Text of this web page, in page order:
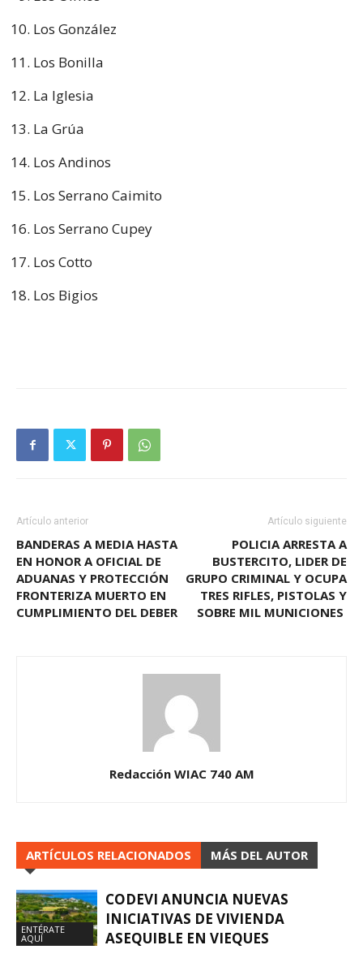
Los González
Los Bonilla
La Iglesia
La Grúa
Los Andinos
Los Serrano Caimito
Los Serrano Cupey
Los Cotto
Los Bigios
Artículo anterior
BANDERAS A MEDIA HASTA
EN HONOR A OFICIAL DE
ADUANAS Y PROTECCIÓN
FRONTERIZA MUERTO EN
CUMPLIMIENTO DEL DEBER
Artículo siguiente
POLICIA ARRESTA A
BUSTERCITO, LIDER DE
GRUPO CRIMINAL Y OCUPA
TRES RIFLES, PISTOLAS Y
SOBRE MIL MUNICIONES
Redacción WIAC 740 AM
ARTÍCULOS RELACIONADOS MÁS DEL AUTOR
ENTÉRATE
AQUÍ
CODEVI ANUNCIA NUEVAS
INICIATIVAS DE VIVIENDA
ASEQUIBLE EN VIEQUES